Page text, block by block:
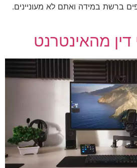
ברשת במידה ואתם לא מעוניינים.
מהאינטרנט